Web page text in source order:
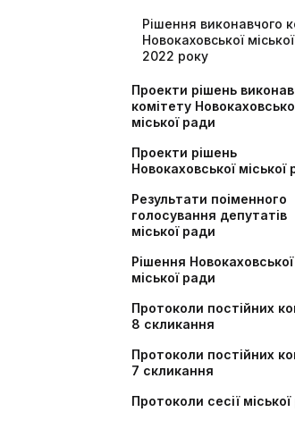
Рішення виконавчого
Новокаховської
2022 року
Проекти рішень
комітету
міської ради
Проекти рішень
Новокаховської міської
Результати поіменного
голосування депутатів
міської ради
Рішення Новокаховської
міської ради
Протоколи постійних
8 скликання
Протоколи постійних
7 скликання
Протоколи сесії